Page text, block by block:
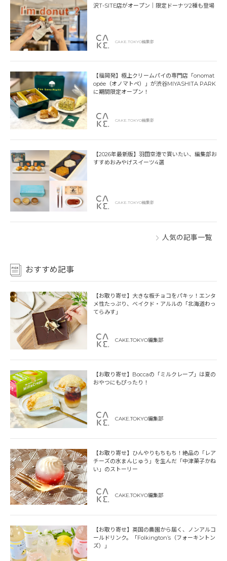
沢T-SITE店がオープン｜限定ドーナツ2種も登場
CAKE.TOKYO編集部
【福岡発】極上クリームパイの専門店「onomat
opée（オノマトペ）」が渋谷MIYASHITA PARK
に期間限定オープン！
CAKE.TOKYO編集部
【2026年最新版】羽田空港で買いたい、編集部お
すすめおみやげスイーツ4選
CAKE.TOKYO編集部
人気の記事一覧
おすすめ記事
【お取り寄せ】大きな板チョコをパキッ！エンタ
メ性たっぷり、ベイクド・アルルの「北海道わっ
てらみす」
CAKE.TOKYO編集部
【お取り寄せ】Boccaの「ミルクレープ」は夏の
おやつにもぴったり！
CAKE.TOKYO編集部
【お取り寄せ】ひんやりもちもち！絶品の「レア
チーズの水まんじゅう」を生んだ「中津菓子かね
い」のストーリー
CAKE.TOKYO編集部
【お取り寄せ】英国の農園から届く、ノンアルコ
ールドリンク。「Folkington’s（フォーキントン
ズ）」